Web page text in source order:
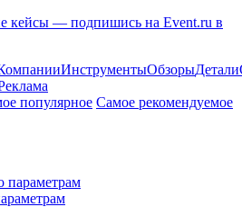
кейсы — подпишись на Event.ru в
ИнструментыОбзорыДетали
популярное Самое рекомендуемое
параметрам